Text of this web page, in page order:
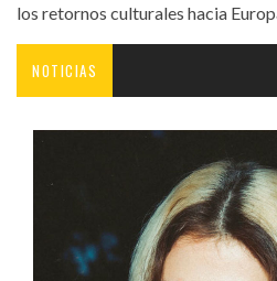
los retornos culturales hacia
NOTICIAS